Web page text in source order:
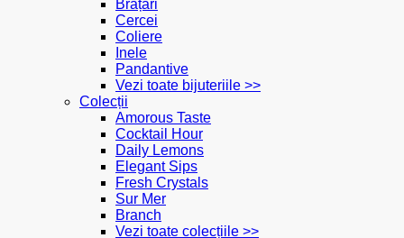
Brățări
Cercei
Coliere
Inele
Pandantive
Vezi toate bijuteriile >>
Colecții
Amorous Taste
Cocktail Hour
Daily Lemons
Elegant Sips
Fresh Crystals
Sur Mer
Branch
Vezi toate colecțiile >>